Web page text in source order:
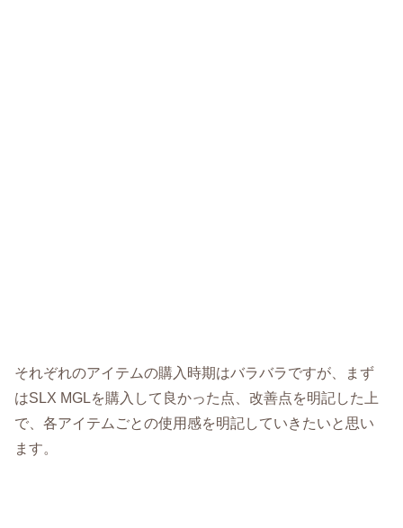
それぞれのアイテムの購入時期はバラバラですが、まず
はSLX MGLを購入して良かった点、改善点を明記した上
で、各アイテムごとの使用感を明記していきたいと思い
ます。